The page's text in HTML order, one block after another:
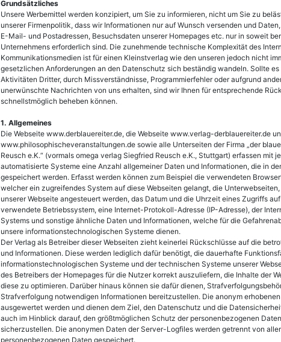
Grundsätzliches
Unsere Werbemittel werden konzipiert, um Sie zu informieren, nicht um Sie zu
unserer Firmenpolitik, dass wir Informationen nur auf Wunsch versenden und
E-Mail- und Postadressen, Besuchsdaten unserer Homepages etc. nur in soweit
Unternehmens erforderlich sind. Die zunehmende technische Komplexität des
Kommunikationsmedien ist für einen Kleinstverlag wie den unseren jedoch nicht
gesetzlichen Anforderungen an den Datenschutz sich beständig wandeln. Sollte
Aktivitäten Dritter, durch Missverständnisse, Programmierfehler oder aufgrund
unerwünschte Nachrichten von uns erhalten, sind wir Ihnen für entsprechende
schnellstmöglich beheben können.
1. Allgemeines
Die Webseite www.derblauereiter.de, die Webseite www.verlag-derblauereiter.de
www.philosophischeveranstaltungen.de sowie alle Unterseiten der Firma „der
Reusch e.K.“ (vormals omega verlag Siegfried Reusch e.K., Stuttgart) erfassen mit
automatisierte Systeme eine Anzahl allgemeiner Daten und Informationen, die in
gespeichert werden. Erfasst werden können zum Beispiel die verwendeten
welcher ein zugreifendes System auf diese Webseiten gelangt, die
unserer Webseite angesteuert werden, das Datum und die Uhrzeit eines Zugriffs
verwendete Betriebssystem, eine Internet-Protokoll-Adresse (IP-Adresse), der
Systems und sonstige ähnliche Daten und Informationen, welche für die
unsere informationstechnologischen Systeme dienen.
Der Verlag als Betreiber dieser Webseiten zieht keinerlei Rückschlüsse auf die
und Informationen. Diese werden lediglich dafür benötigt, die dauerhafte
informationstechnologischen Systeme und der technischen Systeme unserer
des Betreibers der Homepages für die Nutzer korrekt auszuliefern, die Inhalte der
diese zu optimieren. Darüber hinaus können sie dafür dienen,
Strafverfolgung notwendigen Informationen bereitzustellen. Die anonym
ausgewertet werden und dienen dem Ziel, den Datenschutz und die
auch im Hinblick darauf, den größtmöglichen Schutz der personenbezogenen
sicherzustellen. Die anonymen Daten der Server-Logfiles werden getrennt von
personenbezogenen Daten gespeichert.